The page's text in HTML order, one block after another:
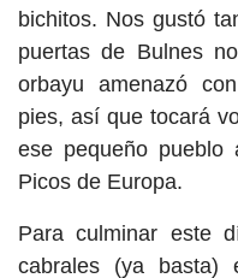
bichitos. Nos gustó
puertas de Bulnes
orbayu amenazó
pies, así que tocará
ese pequeño pueblo
Picos de Europa.
Para culminar este
cabrales (ya basta)